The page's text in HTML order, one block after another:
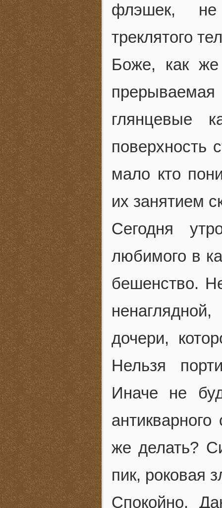
флэшек, не
треклятого
Боже, как
глянцевые
поверхность
мало кто
их занятием
Сегодня
любимого в
бешенство.
дочери,
Нельзя
Иначе не
же делать?
пик, роковая
Спокойно,